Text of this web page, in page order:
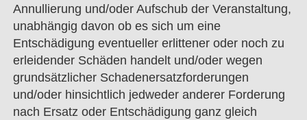
Annullierung und/oder Aufschub der Veranstaltung,
unabhängig davon ob es sich um eine
Entschädigung eventueller erlittener oder noch zu
erleidender Schäden handelt und/oder wegen
grundsätzlicher Schadenersatzforderungen
und/oder hinsichtlich jedweder anderer Forderung
nach Ersatz oder Entschädigung ganz gleich